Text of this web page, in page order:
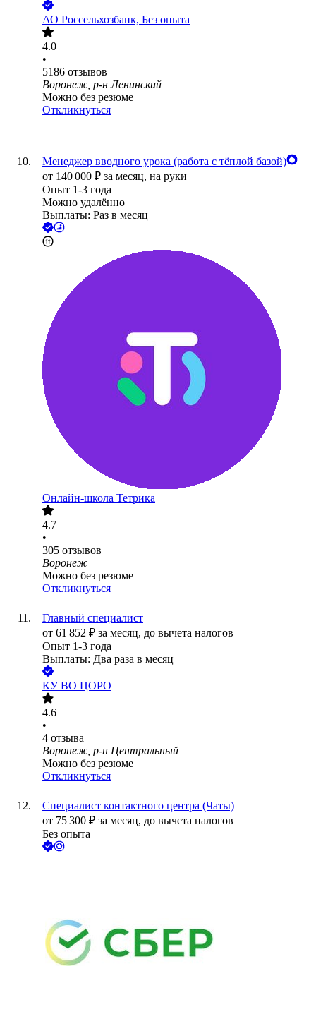
АО Россельхозбанк, Без опыта
4.0
•
5186 отзывов
Воронеж, р-н Ленинский
Можно без резюме
Откликнуться
Менеджер вводного урока (работа с тёплой базой)
от 140 000 ₽ за месяц, на руки
Опыт 1-3 года
Можно удалённо
Выплаты: Раз в месяц
Онлайн-школа Тетрика
4.7
•
305 отзывов
Воронеж
Можно без резюме
Откликнуться
Главный специалист
от 61 852 ₽ за месяц, до вычета налогов
Опыт 1-3 года
Выплаты: Два раза в месяц
КУ ВО ЦОРО
4.6
•
4 отзыва
Воронеж, р-н Центральный
Можно без резюме
Откликнуться
Специалист контактного центра (Чаты)
от 75 300 ₽ за месяц, до вычета налогов
Без опыта